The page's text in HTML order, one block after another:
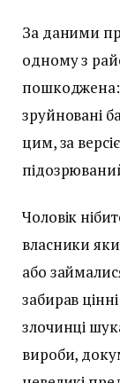
За даними
одному з
пошкоджена:
зруйновані
цим, за
Чоловік
власники
або
забирав
злочинці
вироби,